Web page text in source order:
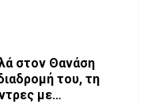
στον Θανάση
του, τη
με